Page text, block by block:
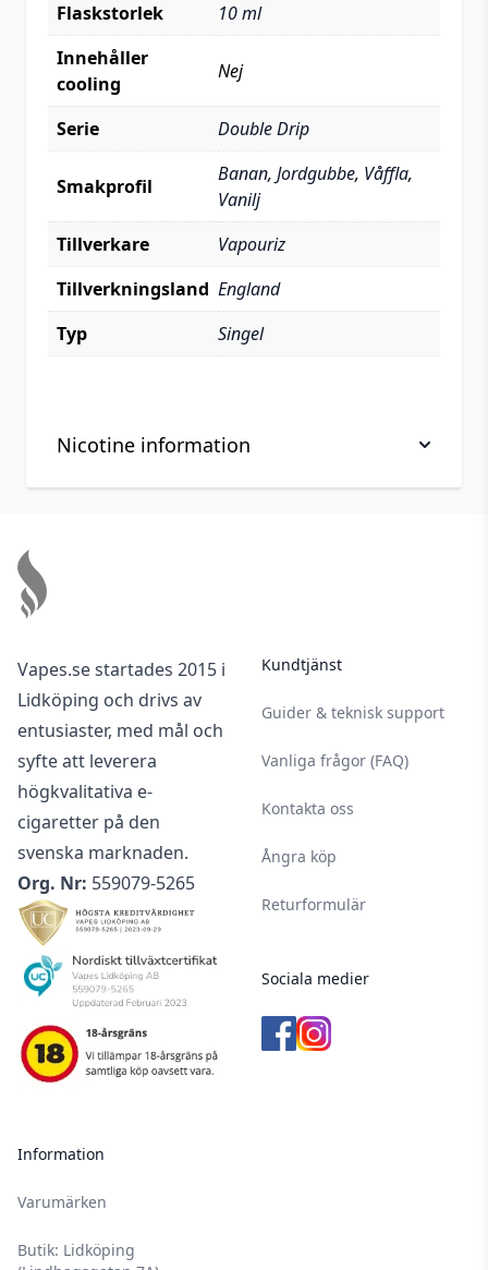
Nicotine information
utspädd men ska användas med försiktighet.
Vid kontakt av nikotin på huden bör du alltid
noggrant tvätta den av den del som
exponerats.
Använd gärna handskar och undvik att röra
dina ögon och ditt ansikte vid hantering av
nikotin.
Nikotin- & tobaksprodukter har en laglig
åldersgräns på 18 år.
Denna produkt är endast avsedd för vuxna
rökare.
För optimal livslängd på din nikotinvätska bör
den förvaras i 12 °C.
Förvara all din utrustning och alla nikotinvaror
användning.
Uppsök alltid läkare och/eller akutmottagning
då det är väldigt skadligt för icke-vuxna
Flaskstorlek
10 ml
Innehåller
cooling
Nej
Serie Double Drip
Smakprofil
Banan, Jordgubbe, Våffla,
Vanilj
Tillverkare
Vapouriz
Tillverkningsland England
Typ
Singel
Vapes.se startades 2015 i
Lidköping och drivs av
entusiaster, med mål och
syfte att leverera
högkvalitativa e-
cigaretter på den
svenska marknaden.
Org. Nr: 559079-5265
Information
Varumärken
Butik: Lidköping
Kundtjänst
Guider & teknisk support
Vanliga frågor (FAQ)
Kontakta oss
Ångra köp
Returformulär
Sociala medier